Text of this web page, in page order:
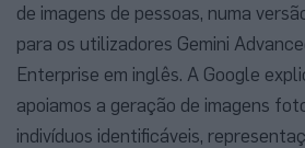
de imagens de pessoas, numa
para os utilizadores Gemini
Enterprise em inglês. A Google
apoiamos a geração de imagens
indivíduos identificáveis,